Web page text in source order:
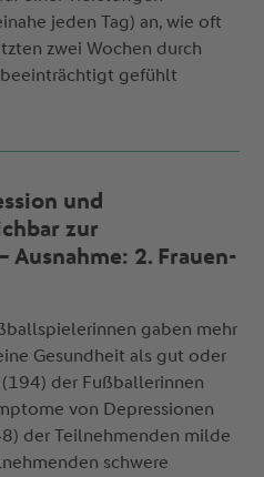
jeden Tag) an, wie oft
zwei Wochen durch
gefühlt
und
zur
2. Frauen-
gaben mehr
Gesundheit als gut oder
der Fußballerinnen
von Depressionen
der Teilnehmenden milde
schwere